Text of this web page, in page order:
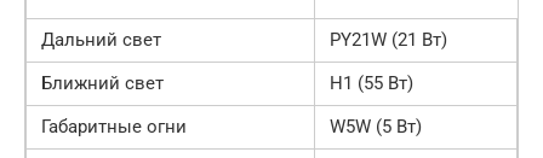
Дальний свет
PY21W (21 Вт)
Ближний свет
Н1 (55 Вт)
Габаритные огни
W5W (5 Вт)